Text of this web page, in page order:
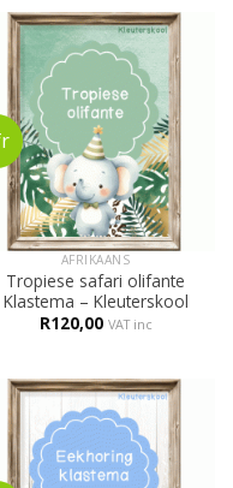
AFRIKAANS
Tropiese safari olifante
Klastema – Kleuterskool
R120,00 VAT inc